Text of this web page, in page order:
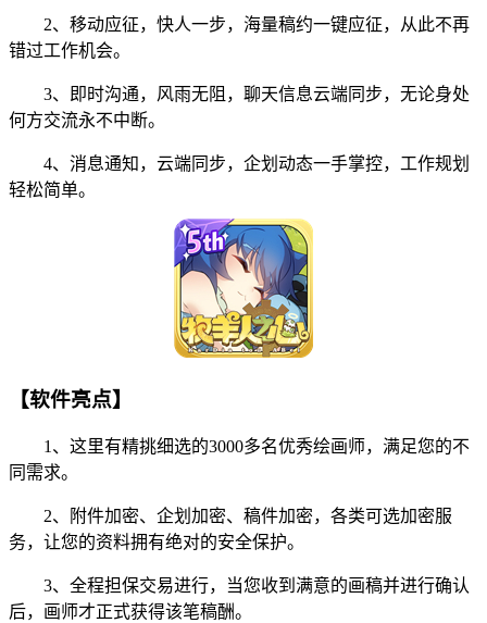
2、移动应征，快人一步，海量稿约一键应征，从此不再
错过工作机会。
3、即时沟通，风雨无阻，聊天信息云端同步，无论身处
何方交流永不中断。
4、消息通知，云端同步，企划动态一手掌控，工作规划
轻松简单。
【软件亮点】
1、这里有精挑细选的3000多名优秀绘画师，满足您的不
同需求。
2、附件加密、企划加密、稿件加密，各类可选加密服
务，让您的资料拥有绝对的安全保护。
3、全程担保交易进行，当您收到满意的画稿并进行确认
后，画师才正式获得该笔稿酬。